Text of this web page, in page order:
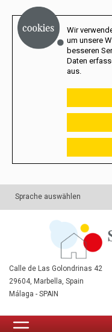
Wir
um unsere
besseren
Daten
aus.
Sprache auswählen
Calle de Las Golondrinas 42
29604, Marbella, Spain
Málaga - SPAIN